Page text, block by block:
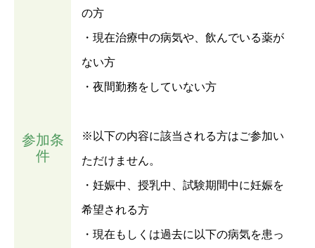
参加条
件
の方
・現在治療中の病気や、飲んでいる薬が
ない方
・夜間勤務をしていない方
※以下の内容に該当される方はご参加い
ただけません。
・妊娠中、授乳中、試験期間中に妊娠を
希望される方
・現在もしくは過去に以下の病気を患っ